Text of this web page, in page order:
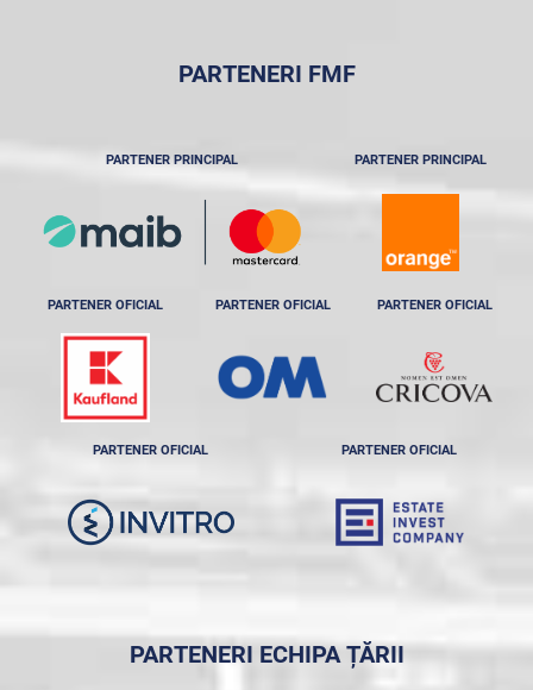
PARTENERI FMF
PARTENER PRINCIPAL PARTENER PRINCIPAL
PARTENER OFICIAL PARTENER OFICIAL PARTENER OFICIAL
PARTENER OFICIAL PARTENER OFICIAL
PARTENERI ECHIPA ȚĂRII